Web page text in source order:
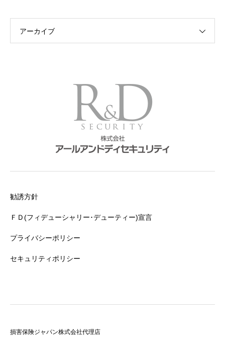
アーカイブ
勧誘方針
ＦＤ(フィデューシャリー･デューティー)宣言
プライバシーポリシー
セキュリティポリシー
損害保険ジャパン株式会社代理店